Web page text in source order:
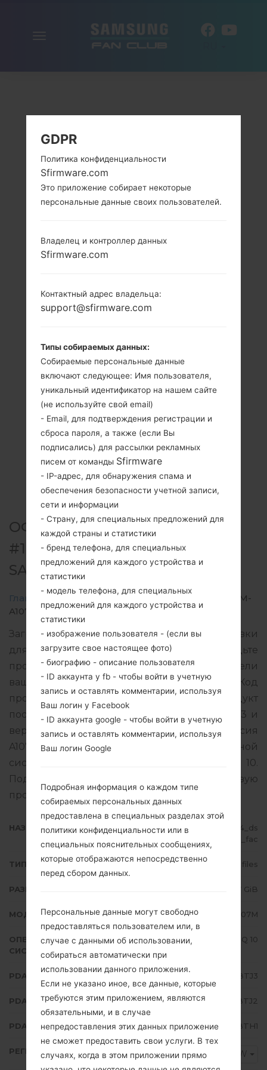
ОФИЦИАЛЬНАЯ ПРОШИВКА
#199033 ДЛЯ SM-A107M -
SAMSUNGGALAXY A10S
Главная → Galaxy A10s → SamsungSM-A107M
SM-
A107M_1_20201024083904_dsm3f5995l_fac.zip
Загрузите последнее обновление прошивки
для Samsung Galaxy A10s, но не забудьте
проверить, соответствует ли номер модели
вашего смартфона указанному SM-A107M. Код
прошивки CWW для JAMAICA. Продукт
поставляется с версией PDA A107MUBU5BTJ3 и
версия CSC A107MOWE5BTJ2, MODEM версия
A107MUBU5BTH1. Версия операционной
системы данной прошивки Android Q 10.
Подробная инструкция, как прошить стоковую
прошивку на устройства Samsung
НАЗВАНИЕ ФАЙЛА
SM-A107M_1_20201024083904_ds
m3f5995l_fac
ТИП ПРОШИВКИ 4 files
РАЗМЕР ФАЙЛА 3.07 GiB
МОДЕЛЬ Samsung SM-A107M
ОПЕРАЦИОННАЯ
СИСТЕМА
Android Q 10
PDA/AP ВЕРСИЯ A107MUBU5BTJ3
PDA/AP ВЕРСИЯ A107MOWE5BTJ2
PDA/AP ВЕРСИЯ A107MUBU5BTH1
РЕГИОН CWW
GDPR
Политика конфиденциальности
Sfirmware.com
Это приложение собирает некоторые
персональные данные своих пользователей.
Владелец и контроллер данных
Sfirmware.com
Контактный адрес владельца:
support@sfirmware.com
Типы собираемых данных:
Собираемые персональные данные
включают следующее: Имя пользователя,
уникальный идентификатор на нашем сайте
(не используйте свой email)
- Email, для подтверждения регистрации и
сброса пароля, а также (если Вы
подписались) для рассылки рекламных
писем от команды Sfirmware
- IP-адрес, для обнаружения спама и
обеспечения безопасности учетной записи,
сети и информации
- Страну, для специальных предложений для
каждой страны и статистики
- бренд телефона, для специальных
предложений для каждого устройства и
статистики
- модель телефона, для специальных
предложений для каждого устройства и
статистики
- изображение пользователя - (если вы
загрузите свое настоящее фото)
- биографию - описание пользователя
- ID аккаунта у fb - чтобы войти в учетную
запись и оставлять комментарии, используя
Ваш логин у Facebook
- ID аккаунта google - чтобы войти в учетную
запись и оставлять комментарии, используя
Ваш логин Google
Подробная информация о каждом типе
собираемых персональных данных
предоставлена в специальных разделах этой
политики конфиденциальности или в
специальных пояснительных сообщениях,
которые отображаются непосредственно
перед сбором данных.
Персональные данные могут свободно
предоставляться пользователем или, в
случае с данными об использовании,
собираться автоматически при
использовании данного приложения.
Если не указано иное, все данные, которые
требуются этим приложением, являются
обязательными, и в случае
непредоставления этих данных приложение
не сможет предоставить свои услуги. В тех
случаях, когда в этом приложении прямо